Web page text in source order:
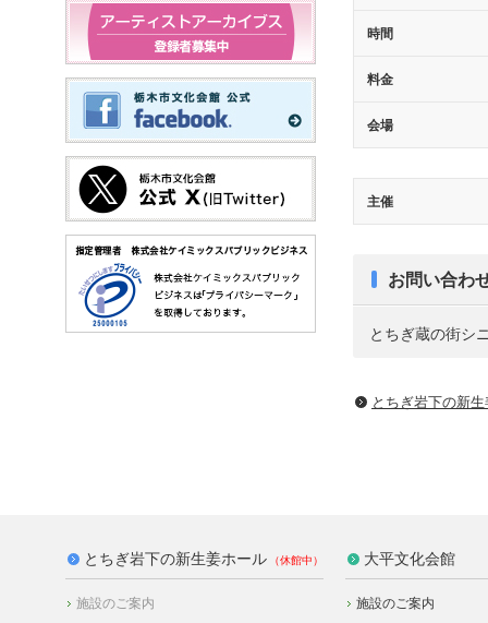
時間
料金
会場
主催
お問い合わ
とちぎ蔵の街シ
とちぎ岩下の新
とちぎ岩下の新生姜ホール
施設のご案内
大平文化会館
施設のご案内